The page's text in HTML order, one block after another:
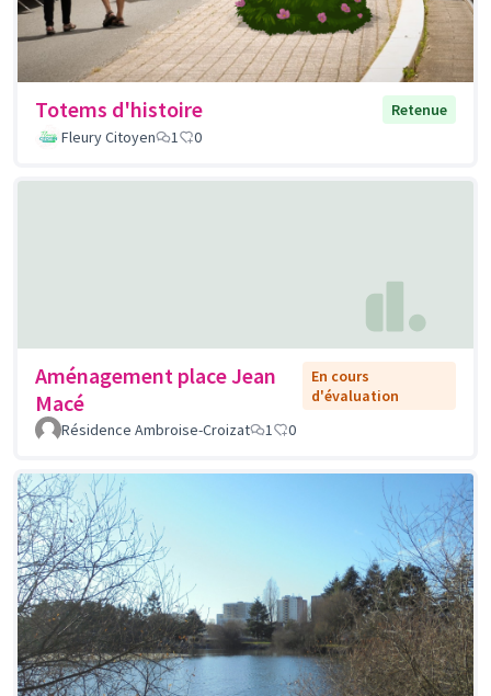
Totems d'histoire
Retenue
Fleury Citoyen
1 0
Aménagement place Jean
Macé
En cours
d'évaluation
Résidence Ambroise-Croizat
1 0